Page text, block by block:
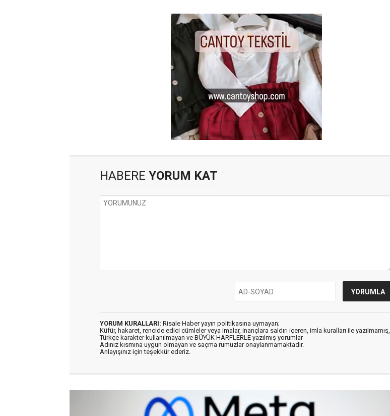
HABERE YORUM KAT
YORUM KURALLARI: Risale Haber yayın politikasına uymayan;
Küfür, hakaret, rencide edici cümleler veya imalar, inançlara saldırı içeren, imla kuralları ile yazılmamış,
Türkçe karakter kullanılmayan ve BÜYÜK HARFLERLE yazılmış yorumlar
Adınız kısmına uygun olmayan ve saçma rumuzlar onaylanmamaktadır.
Anlayışınız için teşekkür ederiz.